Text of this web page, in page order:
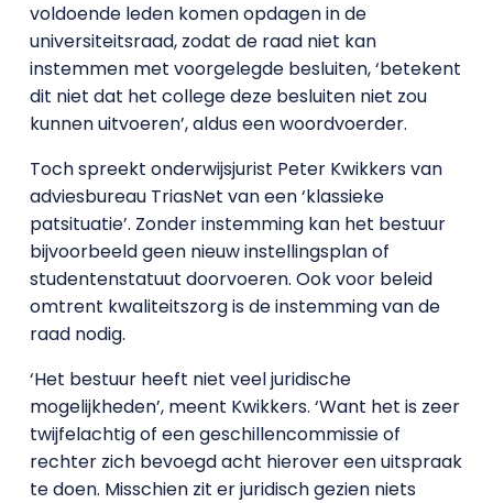
voldoende leden komen opdagen in de
universiteitsraad, zodat de raad niet kan
instemmen met voorgelegde besluiten, ‘betekent
dit niet dat het college deze besluiten niet zou
kunnen uitvoeren’, aldus een woordvoerder.
Toch spreekt onderwijsjurist Peter Kwikkers van
adviesbureau TriasNet van een ‘klassieke
patsituatie’. Zonder instemming kan het bestuur
bijvoorbeeld geen nieuw instellingsplan of
studentenstatuut doorvoeren. Ook voor beleid
omtrent kwaliteitszorg is de instemming van de
raad nodig.
‘Het bestuur heeft niet veel juridische
mogelijkheden’, meent Kwikkers. ‘Want het is zeer
twijfelachtig of een geschillencommissie of
rechter zich bevoegd acht hierover een uitspraak
te doen. Misschien zit er juridisch gezien niets